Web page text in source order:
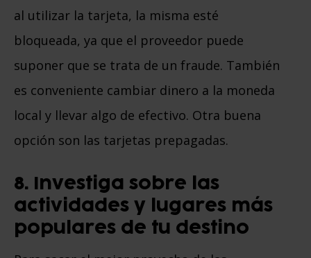
al utilizar la tarjeta, la misma esté
bloqueada, ya que el proveedor puede
suponer que se trata de un fraude. También
es conveniente cambiar dinero a la moneda
local y llevar algo de efectivo. Otra buena
opción son las tarjetas prepagadas.
8. Investiga sobre las
actividades y lugares más
populares de tu destino